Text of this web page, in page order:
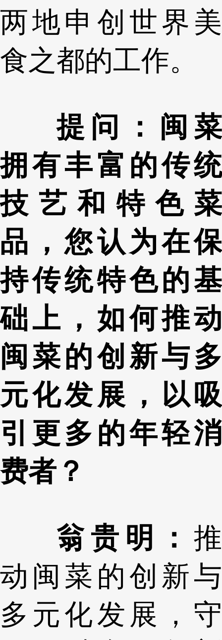
两地申创世界美
食之都的工作。
提问：闽菜
拥有丰富的传统
技艺和特色菜
品，您认为在保
持传统特色的基
础上，如何推动
闽菜的创新与多
元化发展，以吸
引更多的年轻消
费者？
翁贵明： 推
动闽菜的创新与
多元化发展，守